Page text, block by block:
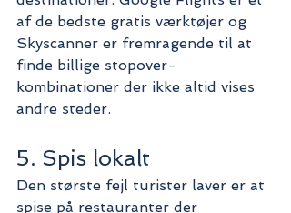
af de bedste gratis værktøjer og
Skyscanner er fremragende til at
finde billige stopover-
kombinationer der ikke altid vises
andre steder.
5. Spis lokalt
Den største fejl turister laver er at
spise på restauranter der